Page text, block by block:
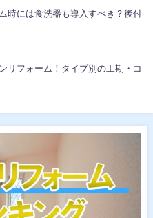
時には食洗器も導入すべき？後付
リフォーム！タイプ別の工期・コ